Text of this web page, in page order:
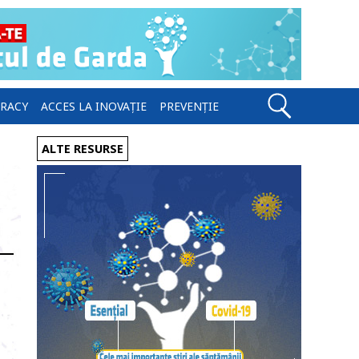
ACCES LA INOVAȚIE PREVENȚIE
ALTE RESURSE